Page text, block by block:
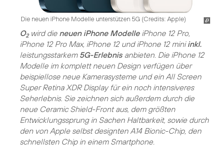
Die neuen iPhone Modelle unterstützen 5G (Credits: Apple)
O2wird die neuen iPhone ModelleiPhone 12 Pro,
iPhone 12 Pro Max, iPhone 12 und iPhone 12 miniinkl.
leistungsstarkem 5G-Erlebnisanbieten. Die iPhone 12
Modelle im komplett neuen Design verfügen über
beispiellose neue Kamerasysteme und ein All Screen
Super Retina XDR Display für ein noch intensiveres
Seherlebnis. Sie zeichnen sich außerdem durch die
neue Ceramic Shield-Front aus, dem größten
Entwicklungssprung in Sachen Haltbarkeit, sowie durch
den von Apple selbst designten A14 Bionic-Chip, den
schnellsten Chip in einem Smartphone.